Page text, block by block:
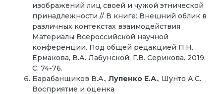
изображений лиц своей и чужой этнической
принадлежности // В книге: Внешний облик в
различных контекстах взаимодействия
Материалы Всероссийской научной
конференции. Под общей редакцией П.Н.
Ермакова, В.А. Лабунской, Г.В. Серикова. 2019.
С. 74-76.
Барабанщиков В.А., Лупенко Е.А., Шунто А.С.
Восприятие и оценка